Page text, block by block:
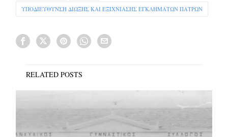
ΥΠΟΔΙΕΥΘΥΝΣΗ ΔΙΩΞΗΣ ΚΑΙ ΕΞΙΧΝΙΑΣΗΣ ΕΓΚΛΗΜΑΤΩΝ ΠΑΤΡΩΝ
RELATED POSTS